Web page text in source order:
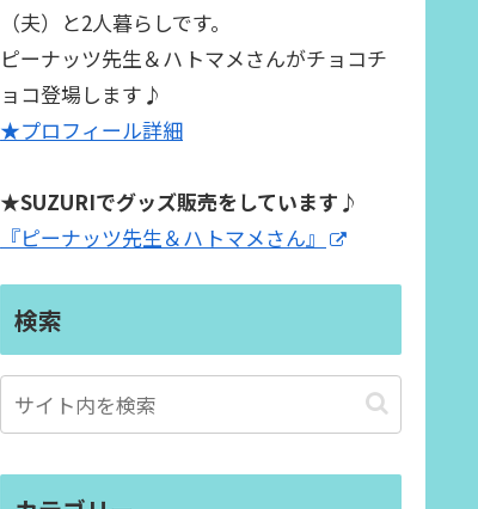
（夫）と2人暮らしです。
ピーナッツ先生＆ハトマメさんがチョコチ
ョコ登場します♪
★プロフィール詳細
★SUZURIでグッズ販売をしています♪
『ピーナッツ先生＆ハトマメさん』
検索